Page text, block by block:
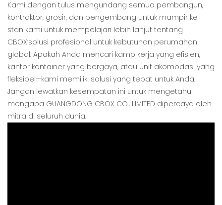
Kami dengan tulus mengundang semua pembangun,
kontraktor, grosir, dan pengembang untuk mampir ke
stan kami untuk mempelajari lebih lanjut tentang
CBOX’solusi profesional untuk kebutuhan perumahan
global. Apakah Anda mencari kamp kerja yang efisien,
kantor kontainer yang bergaya, atau unit akomodasi yang
fleksibel—kami memiliki solusi yang tepat untuk Anda.
Jangan lewatkan kesempatan ini untuk mengetahui
mengapa GUANGDONG CBOX CO., LIMITED dipercaya oleh
mitra di seluruh dunia.